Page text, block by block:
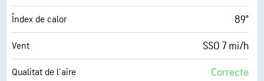
Punt de rosada 71° F
AccuLumen Brightness Index™ 0 (Fosc)
Nuvolositat 14 %
Índex de calor 89°
Vent SSO 7 mi/h
Qualitat de l'aire Correcte